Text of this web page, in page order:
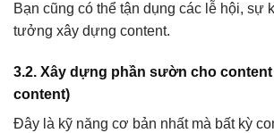
Bạn cũng có thể tận dụng các lễ hội, sự
tưởng xây dựng content.
3.2. Xây dựng phần sườn cho content
content)
Đây là kỹ năng cơ bản nhất mà bất kỳ